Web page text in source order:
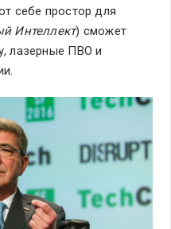
себе простор для
Интеллект) сможет
лазерные ПВО и